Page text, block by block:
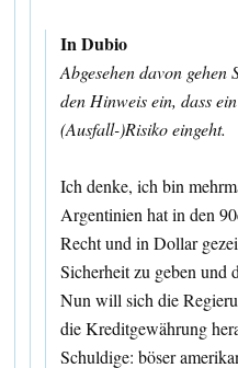
In Dubio
Abgesehen davon gehen
den Hinweis ein, dass
(Ausfall-)Risiko eingeht.
Ich denke, ich bin
Argentinien hat in den
Recht und in Dollar
Sicherheit zu geben und
Nun will sich die
die Kreditgewährung
Schuldige: böser